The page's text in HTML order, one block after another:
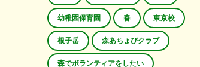
幼稚園保育園 春 東京校
根子岳 森あちょびクラブ
森でボランティアをしたい